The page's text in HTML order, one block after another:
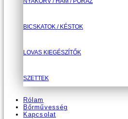
BICSKATOK / KÉSTOK
LOVAS KIEGÉSZÍTŐK
SZETTEK
Rólam
Bőrművesség
Kapcsolat